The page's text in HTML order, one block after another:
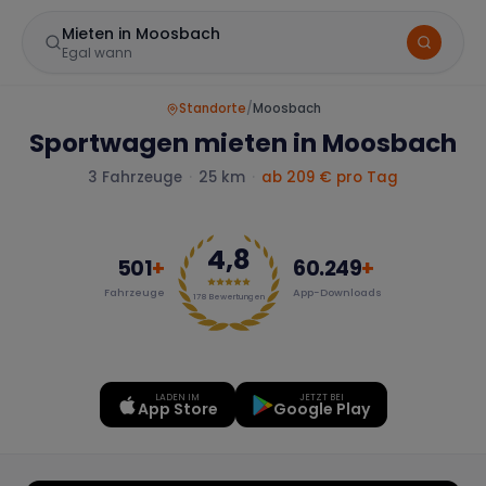
Mieten in Moosbach
Egal wann
Marke
Mercedes BMW Audi
Standorte/Moosbach
Sportwagen mieten in Moosbach
3 Fahrzeuge 25 km ab 209 € pro Tag
501+
Fahrzeuge
4,8
178 Bewertungen
60.249+
App-Downloads
LADEN IM
App Store
JETZT BEI
Google Play